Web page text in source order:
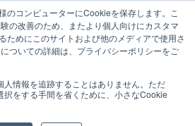
のコンピューターにCookieを保存します。こ
の改善のため、またより個人向けにカスタマ
ためにこのサイトおよび他のメディアで使用さ
ついての詳細は、プライバシーポリシーをご
人情報を追跡することはありません。ただ
択をする手間を省くために、小さなCookie
まずは相談申込（無料）
・就職サイトトップ 求人を探す